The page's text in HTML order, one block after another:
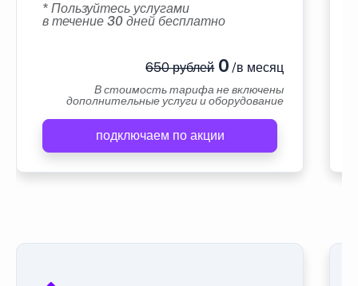
* Пользуйтесь услугами
в течение 30 дней бесплатно
650 рублей0 /в месяц
В стоимость тарифа не включены
дополнительные услуги и оборудование
подключаем по акции